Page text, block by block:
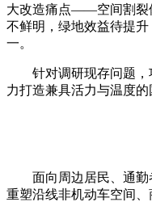
大改造痛点——空间割裂
不鲜明，绿地效益待提
一。
针对调研现存问题
力打造兼具活力与温度的
面向周边居民、通勤
重塑沿线非机动车空间、